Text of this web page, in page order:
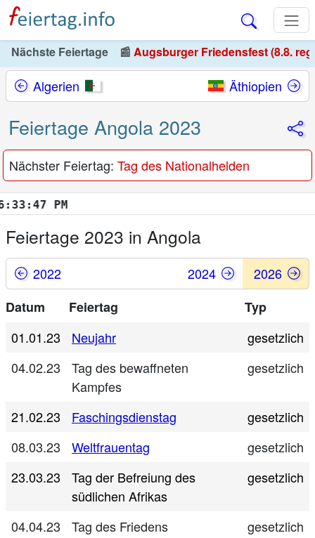
Nächste Feiertage 📰 Augsburger Friedensfest (8.8.
Algerien Äthiopien
Feiertage Angola 2023
Nächster Feiertag: Tag des Nationalhelden
PM
Feiertage 2023 in Angola
2022 2024
2026
Datum
Feiertag
Typ
01.01.23
Neujahr
gesetzlich
04.02.23
Tag des bewaffneten
Kampfes
gesetzlich
21.02.23 Faschingsdienstag
gesetzlich
08.03.23
Weltfrauentag
gesetzlich
23.03.23
Tag der Befreiung des
südlichen Afrikas
gesetzlich
04.04.23 Tag des Friedens
gesetzlich